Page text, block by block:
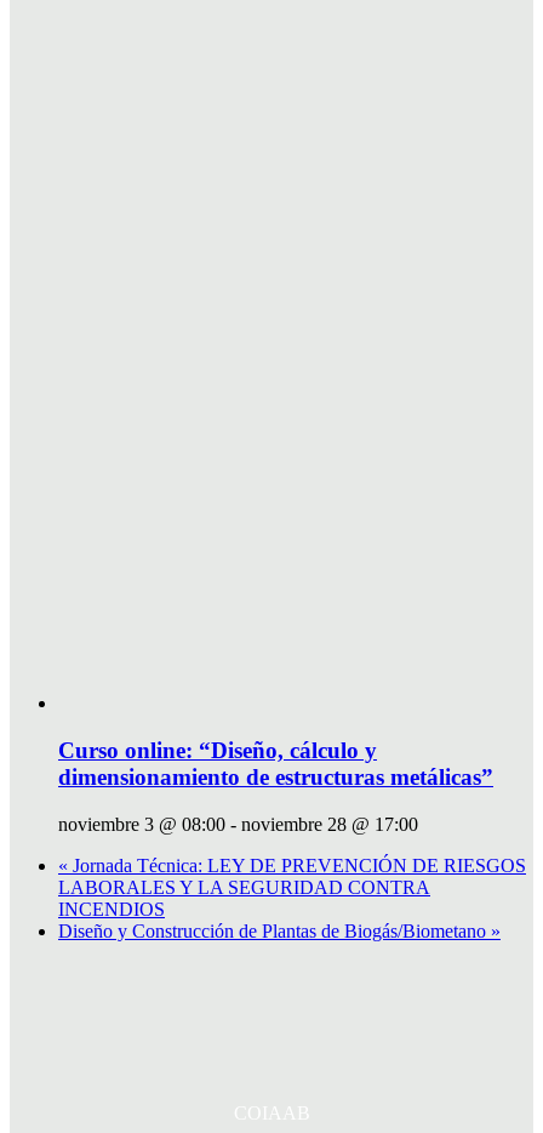
Curso online: “Diseño, cálculo y
dimensionamiento de estructuras metálicas”
noviembre 3 @ 08:00 - noviembre 28 @ 17:00
« Jornada Técnica: LEY DE PREVENCIÓN DE RIESGOS
LABORALES Y LA SEGURIDAD CONTRA
INCENDIOS
Diseño y Construcción de Plantas de Biogás/Biometano »
COIAAB